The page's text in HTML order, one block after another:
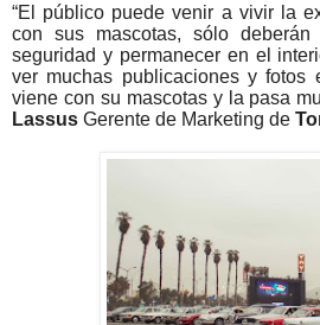
“El público puede venir a vivir la
con sus mascotas, sólo
seguridad y permanecer en el
ver muchas publicaciones y fotos
viene con su mascotas y la pasa
Lassus Gerente de Marketing de